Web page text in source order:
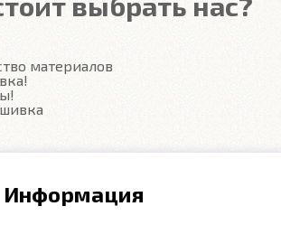
материалов
Информация